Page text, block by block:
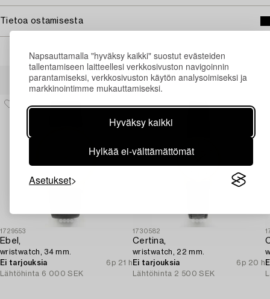
Napsauttamalla "hyväksy kaikki" suostut evästeiden
tallentamiseen laitteellesi verkkosivuston navigoinnin
parantamiseksi, verkkosivuston käytön analysoimiseksi ja
markkinointimme mukauttamiseksi.
Hyväksy kaikki
Hylkää ei-välttämättömät
Asetukset
Tietoa ostamisesta
Muiden katsomia kohteita
1729553
Ebel,
wristwatch, 34 mm.
Ei tarjouksia
6p 21 h
Lähtöhinta 6 000 SEK
1730582
Certina,
wristwatch, 22 mm.
Ei tarjouksia
6p 20 h
Lähtöhinta 2 500 SEK